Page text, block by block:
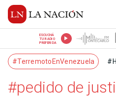
ESCUCHÁ
TU RADIO
PREFERIDA
#TerremotoEnVenezuela
#pedido de